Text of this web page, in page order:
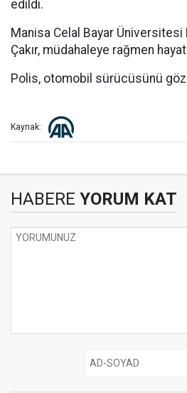
edildi.
Manisa Celal Bayar Üniversitesi
Çakır, müdahaleye rağmen
Polis, otomobil sürücüsünü
Kaynak:
HABERE YORUM KAT